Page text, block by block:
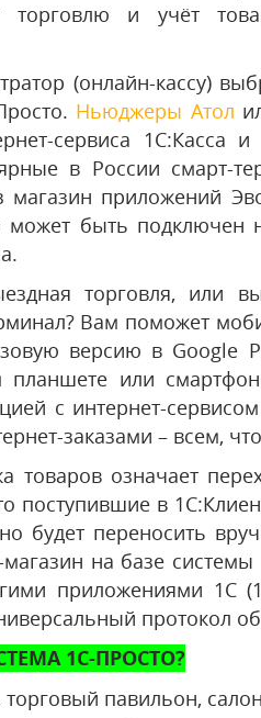
торговлю и учёт
(онлайн-кассу)
Ньюджеры Атол
сервиса 1С:Касса
в России смарт-
магазин приложений
может быть
торговля, или
Вам поможет
версию в Google
планшете или
с интернет-
заказами – всем,
товаров означает
поступившие в
будет переносить
на базе системы
приложениями 1С
протокол
1С-ПРОСТО?
павильон, салон